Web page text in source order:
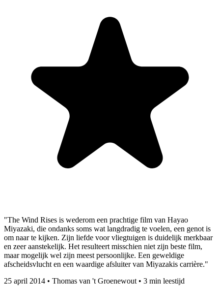
"The Wind Rises is wederom een prachtige film van Hayao
Miyazaki, die ondanks soms wat langdradig te voelen, een genot is
om naar te kijken. Zijn liefde voor vliegtuigen is duidelijk merkbaar
en zeer aanstekelijk. Het resulteert misschien niet zijn beste film,
maar mogelijk wel zijn meest persoonlijke. Een geweldige
afscheidsvlucht en een waardige afsluiter van Miyazakis carrière."
25 april 2014 • Thomas van 't Groenewout • 3 min leestijd